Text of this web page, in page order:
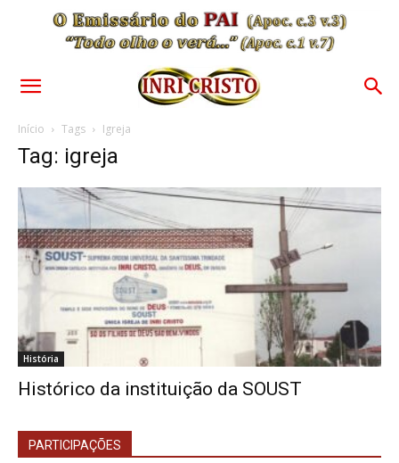
Início Tags Igreja
Tag: igreja
História
Histórico da instituição da SOUST
PARTICIPAÇÕES